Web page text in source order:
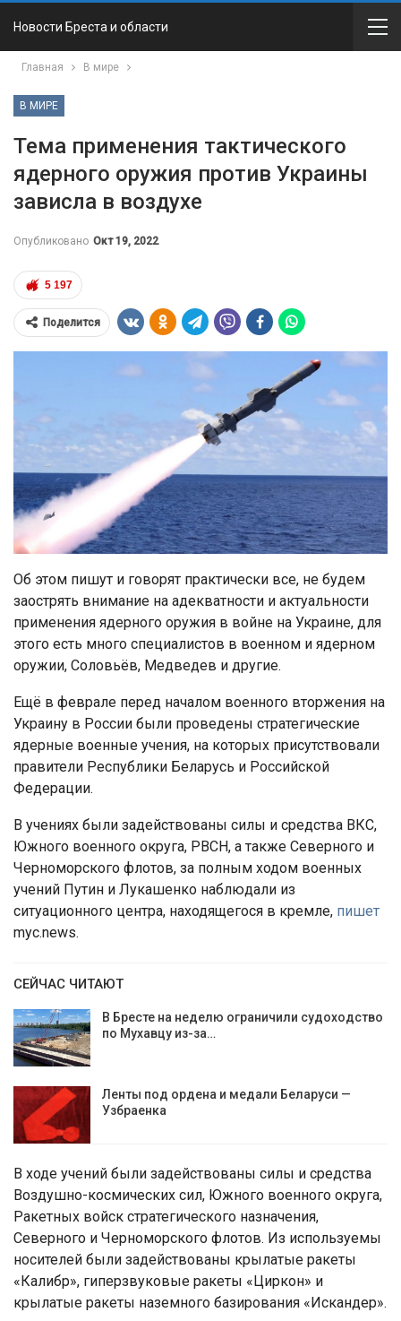
Новости Бреста и области
Главная В мире
В МИРЕ
Тема применения тактического
ядерного оружия против Украины
зависла в воздухе
Опубликовано Окт 19, 2022
5 197
Поделится
Об этом пишут и говорят практически все, не будем
заострять внимание на адекватности и актуальности
применения ядерного оружия в войне на Украине, для
этого есть много специалистов в военном и ядерном
оружии, Соловьёв, Медведев и другие.
Ещё в феврале перед началом военного вторжения на
Украину в России были проведены стратегические
ядерные военные учения, на которых присутствовали
правители Республики Беларусь и Российской
Федерации.
В учениях были задействованы силы и средства ВКС,
Южного военного округа, РВСН, а также Северного и
Черноморского флотов, за полным ходом военных
учений Путин и Лукашенко наблюдали из
ситуационного центра, находящегося в кремле, пишет
myс.news.
СЕЙЧАС ЧИТАЮТ
В Бресте на неделю ограничили судоходство
по Мухавцу из-за…
Ленты под ордена и медали Беларуси —
Узбраенка
В ходе учений были задействованы силы и средства
Воздушно-космических сил, Южного военного округа,
Ракетных войск стратегического назначения,
Северного и Черноморского флотов. Из используемы
носителей были задействованы крылатые ракеты
«Калибр», гиперзвуковые ракеты «Циркон» и
крылатые ракеты наземного базирования «Искандер».